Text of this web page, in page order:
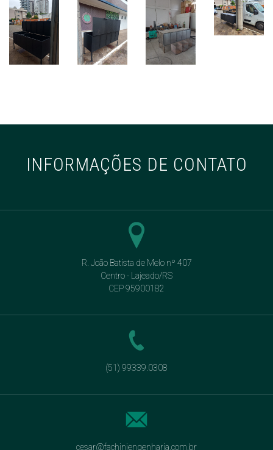
INFORMAÇÕES DE CONTATO
R. João Batista de Melo nº 407
Centro - Lajeado/RS
CEP 95900182
(51) 99339.0308
cesar@fachiniengenharia.com.br